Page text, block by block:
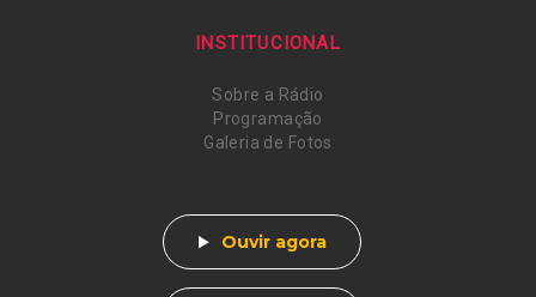
INSTITUCIONAL
Sobre a Rádio
Programação
Galeria de Fotos
Ouvir agora